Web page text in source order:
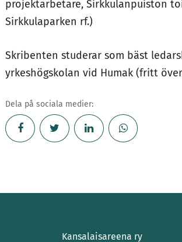
projektarbetare, Sirkkulanpuiston
Sirkkulaparken rf.)
Skribenten studerar som bäst
yrkeshögskolan vid Humak (fritt
Dela på sociala medier:
Kansalaisareena ry